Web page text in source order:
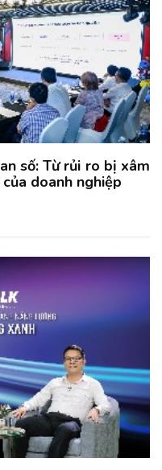
số: Từ rủi ro bị xâm
doanh nghiệp